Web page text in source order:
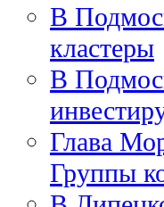
В
кластеры
В
Глава
Группы